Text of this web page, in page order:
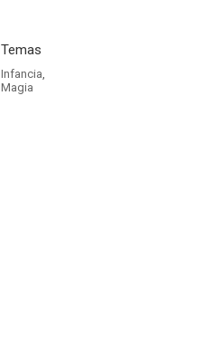
Temas
Infancia,
Magia